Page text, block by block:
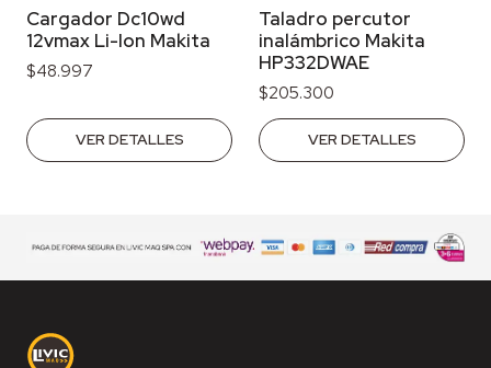
Cargador Dc10wd
12vmax Li-Ion Makita
$48.997
VER DETALLES
Taladro percutor
inalámbrico Makita
HP332DWAE
$205.300
VER DETALLES